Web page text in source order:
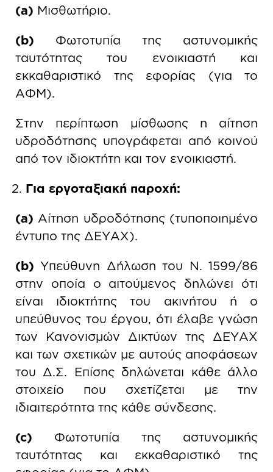
(a) Μισθωτήριο.
(b) Φωτοτυπία της αστυνομικής
ταυτότητας του ενοικιαστή και
εκκαθαριστικό της εφορίας (για το
ΑΦΜ).
Στην περίπτωση μίσθωσης η αίτηση
υδροδότησης υπογράφεται από κοινού
από τον ιδιοκτήτη και τον ενοικιαστή.
Για εργοταξιακή παροχή:
(a) Αίτηση υδροδότησης (τυποποιημένο
έντυπο της ΔΕΥΑΧ).
(b) Υπεύθυνη Δήλωση του Ν. 1599/86
στην οποία ο αιτούμενος δηλώνει ότι
είναι ιδιοκτήτης του ακινήτου ή ο
υπεύθυνος του έργου, ότι έλαβε γνώση
των Κανονισμών Δικτύων της ΔΕΥΑΧ
και των σχετικών με αυτούς αποφάσεων
του Δ.Σ. Επίσης δηλώνεται κάθε άλλο
στοιχείο που σχετίζεται με την
ιδιαιτερότητα της κάθε σύνδεσης.
(c) Φωτοτυπία της αστυνομικής
ταυτότητας και εκκαθαριστικό της